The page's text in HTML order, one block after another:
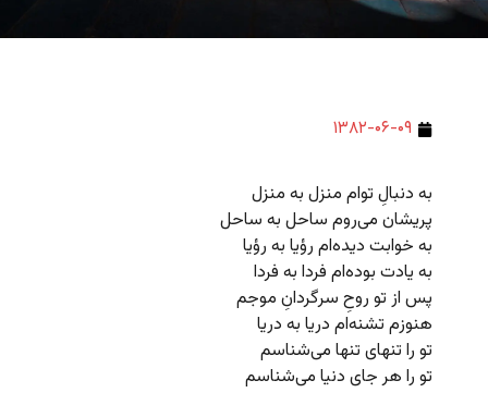
۱۳۸۲-۰۶-۰۹
به دنبالِ توام منزل به منزل
پریشان می‌روم ساحل به ساحل
به خوابت دیده‌ام رؤیا به رؤیا
به یادت بوده‌ام فردا به فردا
پس از تو روحِ سرگردانِ موجم
هنوزم تشنه‌ام دریا به دریا
تو را تنهای تنها می‌شناسم
تو را هر جای دنیا می‌شناسم